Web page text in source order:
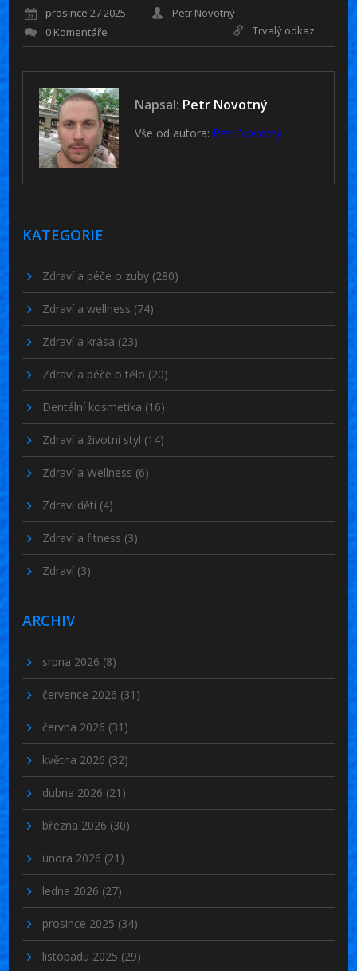
prosince 27 2025
Petr Novotný
0 Komentáře
Trvalý odkaz
Napsal: Petr Novotný
Vše od autora: Petr Novotný
KATEGORIE
Zdraví a péče o zuby (280)
Zdraví a wellness (74)
Zdraví a krása (23)
Zdraví a péče o tělo (20)
Dentální kosmetika (16)
Zdraví a životní styl (14)
Zdraví a Wellness (6)
Zdraví dětí (4)
Zdraví a fitness (3)
Zdraví (3)
ARCHIV
srpna 2026 (8)
července 2026 (31)
června 2026 (31)
května 2026 (32)
dubna 2026 (21)
března 2026 (30)
února 2026 (21)
ledna 2026 (27)
prosince 2025 (34)
listopadu 2025 (29)